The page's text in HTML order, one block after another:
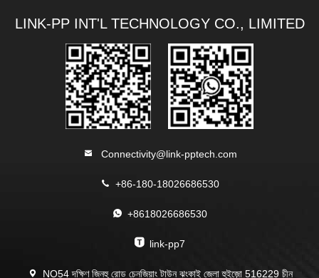
LINK-PP INT'L TECHNOLOGY CO., LIMITED
Connectivity@link-pptech.com
+86-180-18026686530
+8618026686530
link-pp7
NO54 দক্ষিণ জিনহু রোড চেনজিয়াং টাউন ঝংকাই জেলা হুইজ়ো 516229 চীন